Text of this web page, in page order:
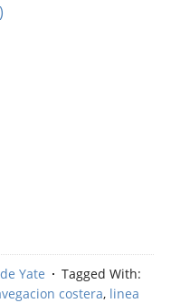
Yate
Tagged With:
costera, linea